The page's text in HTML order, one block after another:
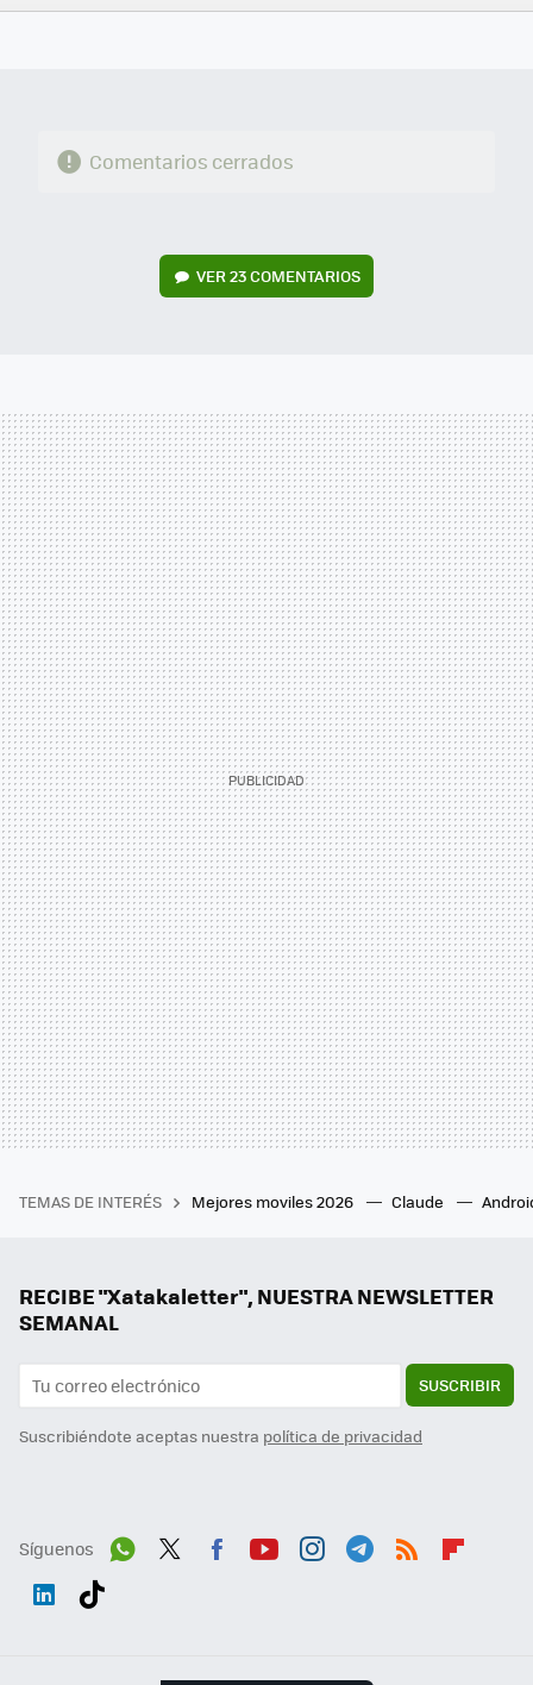
FACEBOOK
TWITTERFLIPBOARD
E-
WHATSAPP
Comentarios cerrados
VER23 COMENTARIOS
TEMAS DE INTERÉS Mejores moviles 2026 Claude
RECIBE "Xatakaletter", NUESTRA NEWSLETTER
SEMANAL
SUSCRIBIR
Suscribiéndote aceptas nuestra política de privacidad
Síguenos